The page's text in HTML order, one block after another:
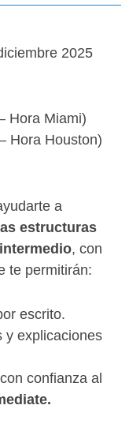
2025
Hora Miami)
Hora Houston)
a
estructuras
, con
te permitirán:
escrito.
y explicaciones
confianza al